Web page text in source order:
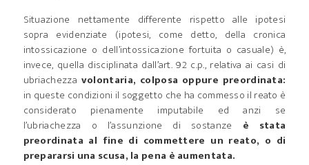
Situazione nettamente differente rispetto alle ipotesi
sopra evidenziate (ipotesi, come detto, della cronica
intossicazione o dell’intossicazione fortuita o casuale) è,
invece, quella disciplinata dall’art. 92 c.p., relativa ai casi di
ubriachezza volontaria, colposa oppure preordinata:
in queste condizioni il soggetto che ha commesso il reato è
considerato pienamente imputabile ed anzi se
l’ubriachezza o l’assunzione di sostanze è stata
preordinata al fine di commettere un reato, o di
prepararsi una scusa, la pena è aumentata.